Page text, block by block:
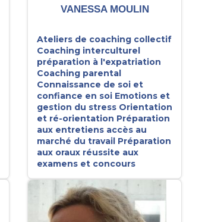
VANESSA MOULIN
Ateliers de coaching collectif
Coaching interculturel
préparation à l'expatriation
Coaching parental
Connaissance de soi et
confiance en soi Emotions et
gestion du stress Orientation
et ré-orientation Préparation
aux entretiens accès au
marché du travail Préparation
aux oraux réussite aux
examens et concours